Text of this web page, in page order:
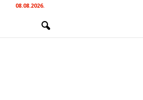
08.08.2026.